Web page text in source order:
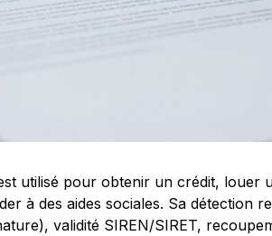
utilisé pour obtenir un crédit, louer
à des aides sociales. Sa détection
validité SIREN/SIRET,